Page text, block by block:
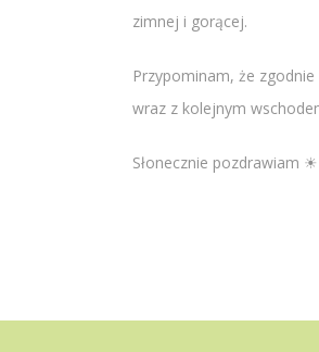
zimnej i gorącej.
Przypominam, że
wraz z kolejnym
Słonecznie pozdrawiam ☀